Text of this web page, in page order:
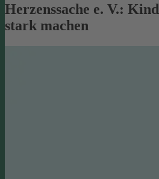
Herzenssache e. V.:
stark machen